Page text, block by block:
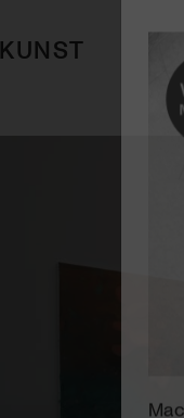
KUNST